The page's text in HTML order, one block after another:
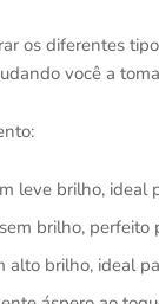
os diferentes
você a
leve brilho, ideal
brilho,
alto brilho, ideal